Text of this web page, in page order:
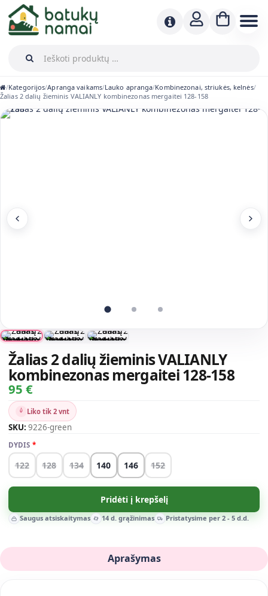
/Kategorijos/Apranga vaikams/Lauko apranga/Kombinezonai, striukės, kelnės/
Žalias 2 dalių žieminis VALIANLY kombinezonas mergaitei 128-158
Žalias 2 dalių žieminis VALIANLY
kombinezonas mergaitei 128-158
95 €
Liko tik 2 vnt
SKU: 9226-green
DYDIS
122 128 134 140 146 152
Pridėti į krepšelį
Saugus atsiskaitymas 14 d. grąžinimas Pristatysime per 2 - 5 d.d.
Aprašymas